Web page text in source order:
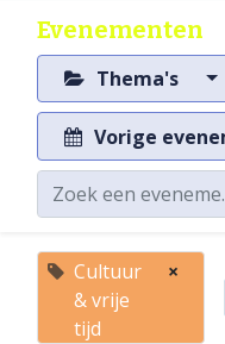
Evenementen
Thema's
Vorige
Cultuur
& vrije
tijd
×